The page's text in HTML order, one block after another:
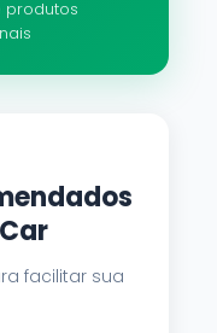
facilitar sua